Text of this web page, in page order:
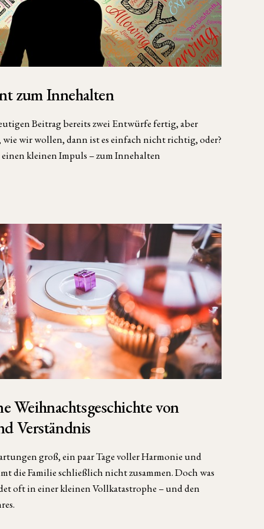
zum Innehalten
Beitrag bereits zwei Entwürfe fertig, aber
wir wollen, dann ist es einfach nicht richtig, oder?
kleinen Impuls – zum Innehalten
Weihnachtsgeschichte von
Verständnis
groß, ein paar Tage voller Harmonie und
die Familie schließlich nicht zusammen. Doch was
oft in einer kleinen Vollkatastrophe – und den